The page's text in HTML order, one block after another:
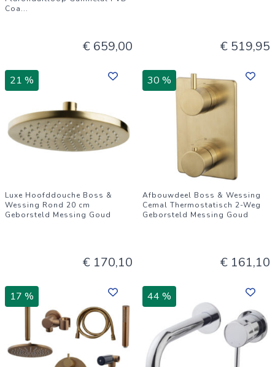
Coa...
€ 659,00 € 519,95
21 %
Luxe Hoofddouche Boss &
Wessing Rond 20 cm
Geborsteld Messing Goud
€ 170,10
30 %
Afbouwdeel Boss & Wessing
Cemal Thermostatisch 2-Weg
Geborsteld Messing Goud
€ 161,10
17 % 44 %